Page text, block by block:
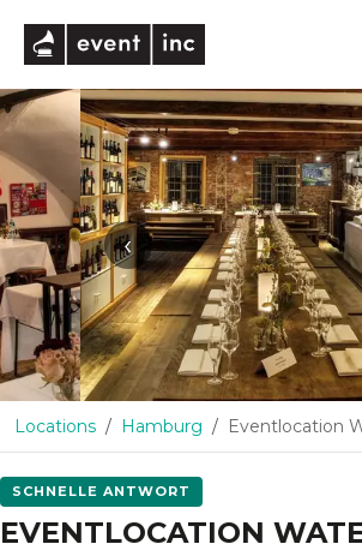
‹
Locations Hamburg Eventlocation
SCHNELLE ANTWORT
EVENTLOCATION